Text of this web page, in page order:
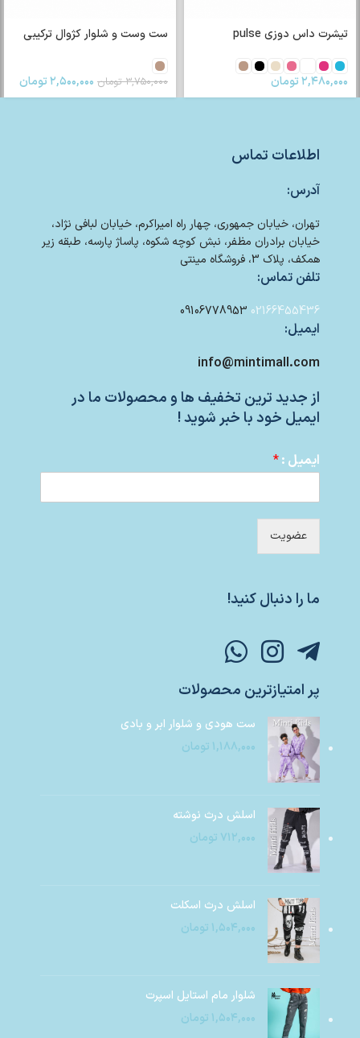
ست وست و شلوار کژوال ترکیبی
۳,۷۵۰,۰۰۰ تومان
اطلاعات تماس
آدرس:
تهران، خیابان جمهوری، چهار راه امیراکرم، خیابان لبافی نژاد،
خیابان برادران مظفر، نبش کوچه شکوه، پاساژ پارسه، طبقه زیر
همکف، پلاک 3، فروشگاه مینتی
تلفن تماس:
02166455436
09106778953
ایمیل:
info@mintimall.com
از جدید ترین تخفیف ها و محصولات ما در
ایمیل خود با خبر شوید !
ایمیل :*
عضویت
ما را دنبال کنید!
پر امتیازترین محصولات
ست هودی و شلوار ابر و بادی
۱,۱۸۸,۰۰۰ تومان
اسلش درث نوشته
۷۱۲,۰۰۰ تومان
اسلش درث اسکلت
۱,۵۰۴,۰۰۰ تومان
شلوار مام استایل اسپرت
۱,۵۰۴,۰۰۰ تومان